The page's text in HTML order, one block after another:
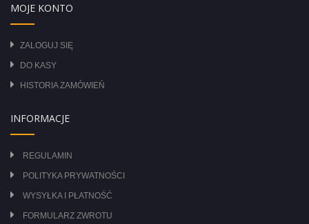
MOJE KONTO
ZALOGUJ SIĘ
DO KASY
HISTORIA ZAMÓWIEŃ
INFORMACJE
REGULAMIN
POLITYKA PRYWATNOŚCI
WYSYŁKA I PŁATNOŚĆ
FORMULARZ ZWROTU